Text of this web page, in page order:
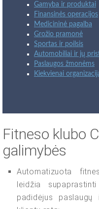
Gamyba ir produktai
Finansinės operacijos
Medicininė pagalba
Grožio pramonė
Sportas ir poilsis
Automobiliai ir jų
Paslaugos žmonėms
Kiekvienai
Fitneso klubo
galimybės
Automatizuota
leidžia
padidėjus